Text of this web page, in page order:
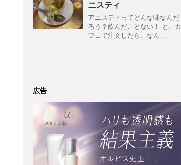
ニスティ
アニスティってどんな味なんだ
ろう？飲んだことない！ と、カ
フェで注文したら、なん …
広告